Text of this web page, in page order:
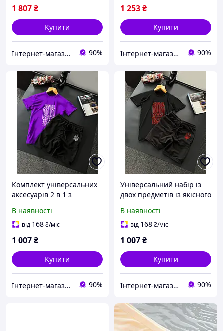
1 807₴
Купити
Інтернет-магазин ALL CLOTHES 90%
1 253₴
Купити
Інтернет-магазин ALL CLOTHES 90%
Комплект універсальних
аксесуарів 2 в 1 з
для різних моделей у
чорному кольорі
В наявності
від 168₴/міс
1 007₴
Купити
Інтернет-магазин ALL CLOTHES 90%
Універсальний набір із
двох предметів із якісного
кольорі для різних цілей
використання
В наявності
від 168₴/міс
1 007₴
Купити
Інтернет-магазин ALL CLOTHES 90%